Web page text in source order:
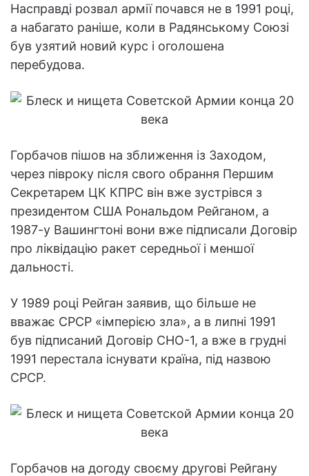
Насправді розвал армії почався не в 1991 році,
а набагато раніше, коли в Радянському Союзі
був узятий новий курс і оголошена
перебудова.
Горбачов пішов на зближення із Заходом,
через півроку після свого обрання Першим
Секретарем ЦК КПРС він вже зустрівся з
президентом США Рональдом Рейганом, а
1987-у Вашингтоні вони вже підписали Договір
про ліквідацію ракет середньої і меншої
дальності.
У 1989 році Рейган заявив, що більше не
вважає СРСР «імперією зла», а в липні 1991
був підписаний Договір СНО-1, а вже в грудні
1991 перестала існувати країна, під назвою
СРСР.
Горбачов на догоду своєму другові Рейгану